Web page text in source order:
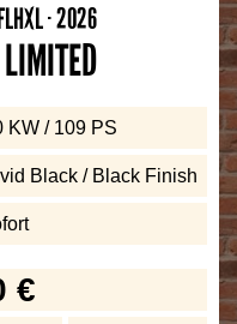
· 2026
KW / 109 PS
Black / Black Finish
€